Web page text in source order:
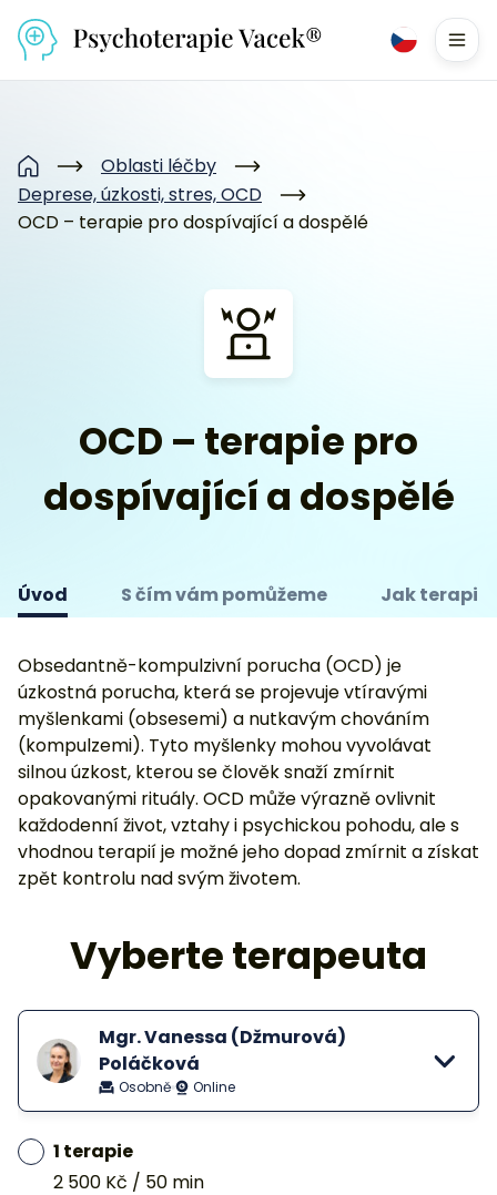
Domů
Oblasti léčby
Deprese, úzkosti, stres, OCD
OCD – terapie pro dospívající a dospělé
OCD – terapie pro
dospívající a dospělé
Úvod S čím vám pomůžeme Jak terapie
Obsedantně-kompulzivní porucha (OCD) je
úzkostná porucha, která se projevuje vtíravými
myšlenkami (obsesemi) a nutkavým chováním
(kompulzemi). Tyto myšlenky mohou vyvolávat
silnou úzkost, kterou se člověk snaží zmírnit
opakovanými rituály. OCD může výrazně ovlivnit
každodenní život, vztahy i psychickou pohodu, ale s
vhodnou terapií je možné jeho dopad zmírnit a získat
zpět kontrolu nad svým životem.
Vyberte terapeuta
Mgr. Vanessa (Džmurová)
Poláčková
Osobně Online
1 terapie
2 500 Kč / 50 min